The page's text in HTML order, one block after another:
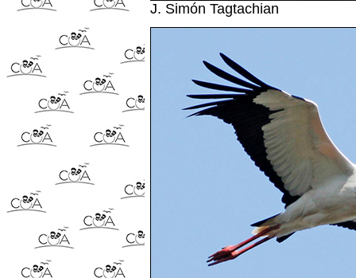
J. Simón Tagtachian